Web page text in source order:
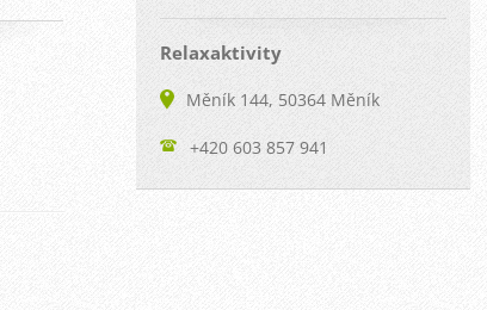
Relaxaktivity
Měník 144, 50364 Měník
+420 603 857 941